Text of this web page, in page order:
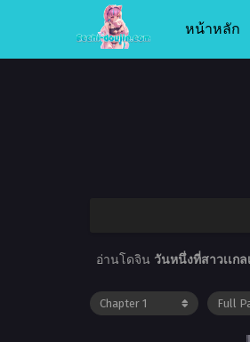
หน้าหลัก
อ่านโดจิน วันหนึ่งที่สาวเเกล